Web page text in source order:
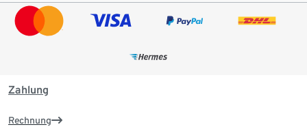
Zahlung
Rechnung